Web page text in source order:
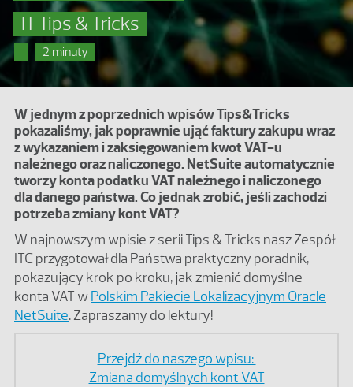
IT Tips & Tricks
2 minuty
W jednym z poprzednich wpisów Tips&Tricks
pokazaliśmy, jak poprawnie ująć faktury zakupu wraz
z wykazaniem i zaksięgowaniem kwot VAT-u
należnego oraz naliczonego. NetSuite automatycznie
tworzy konta podatku VAT należnego i naliczonego
dla danego państwa. Co jednak zrobić, jeśli zachodzi
potrzeba zmiany kont VAT?
W najnowszym wpisie z serii Tips & Tricks nasz Zespół
ITC przygotował dla Państwa praktyczny poradnik,
pokazujący krok po kroku, jak zmienić domyślne
konta VAT wPolskim Pakiecie Lokalizacyjnym Oracle
NetSuite. Zapraszamy do lektury!
Przejdź do naszego wpisu:
Zmiana domyślnych kont VAT